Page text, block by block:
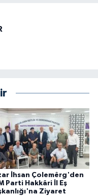
İhsan Çolemêrg'den
Parti Hakkâri İl Eş
Ziyaret